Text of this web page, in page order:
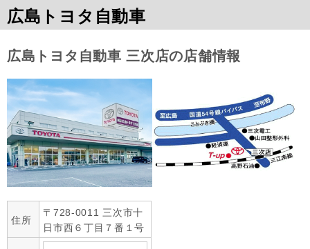
広島トヨタ自動車
広島トヨタ自動車 三次店の店舗情報
住所
〒728-0011 三次市十
日市西６丁目７番１号